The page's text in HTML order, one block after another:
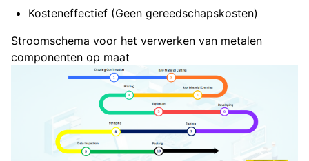
Kosteneffectief (Geen gereedschapskosten)
Stroomschema voor het verwerken van metalen
componenten op maat